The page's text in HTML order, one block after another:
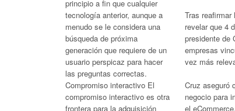
Tras
revelar que 4
presidente de
empresas
vez más
Cruz aseguró
negocio para
el
principio a fin que cualquier
tecnología anterior, aunque a
menudo se le considera una
búsqueda de próxima
generación que requiere de un
usuario perspicaz para hacer
las preguntas correctas.
Compromiso interactivo El
compromiso interactivo es otra
frontera para la adquisición